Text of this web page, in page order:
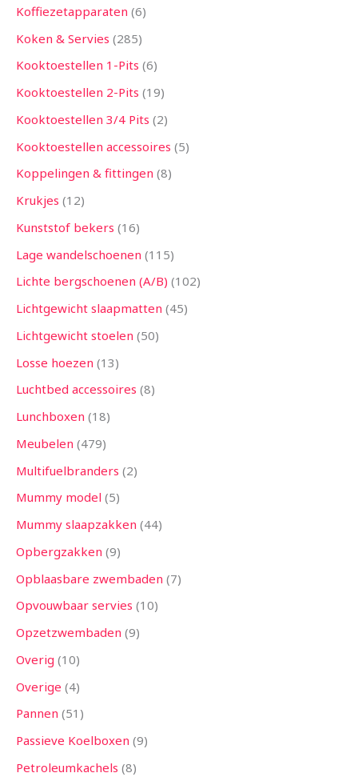
Koffiezetapparaten 6
Koken & Servies 285
Kooktoestellen 1-Pits 6
Kooktoestellen 2-Pits 19
Kooktoestellen 3/4 Pits 2
Kooktoestellen accessoires 5
Koppelingen & fittingen 8
Krukjes 12
Kunststof bekers 16
Lage wandelschoenen 115
Lichte bergschoenen (A/B) 102
Lichtgewicht slaapmatten 45
Lichtgewicht stoelen 50
Losse hoezen 13
Luchtbed accessoires 8
Lunchboxen 18
Meubelen 479
Multifuelbranders 2
Mummy model 5
Mummy slaapzakken 44
Opbergzakken 9
Opblaasbare zwembaden 7
Opvouwbaar servies 10
Opzetzwembaden 9
Overig 10
Overige 4
Pannen 51
Passieve Koelboxen 9
Petroleumkachels 8